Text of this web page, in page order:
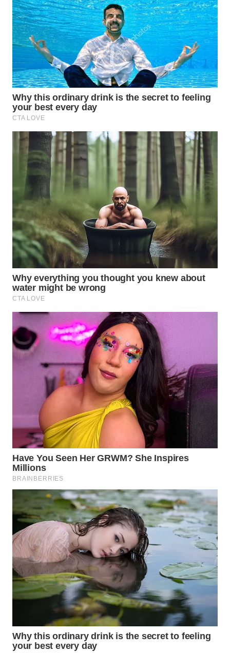
WN
SOLO
WN
BOROBUDUR
WN
MADURA
SURABAYA
WN
NATUNA
WN
BINTAN
WN
MANDALIKA
WN
LIKUPANG
WN
LABUANBAJO
WN
BORNEO
WAHANA
NEWS
WAHANA
TANI
WAHANA
ADVOKAT
WAHANA
INFRASTRUKTUR
WAHANA
KONSUMEN
WAHANA
LISTRIK